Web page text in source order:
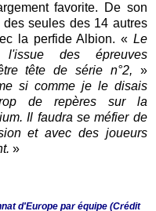
favorite. De son
seules des 14 autres
la perfide Albion. « Le
des épreuves
tête de série n°2, »
si comme je le disais
de repères sur la
Il faudra se méfier de
et avec des joueurs
»
d'Europe par équipe (Crédit